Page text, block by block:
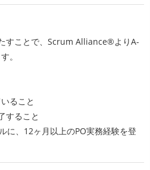
すことで、Scrum Alliance®よりA-
。
ること
すること
、12ヶ月以上のPO実務経験を登